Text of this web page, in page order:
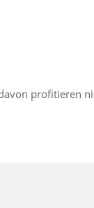
profitieren